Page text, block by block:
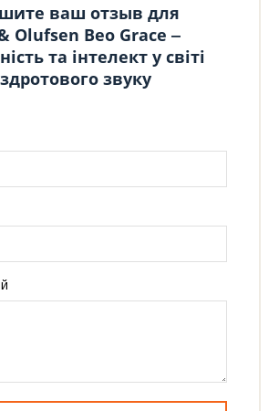
ваш отзыв для
Olufsen Beo Grace ‒
та інтелект у світі
звуку